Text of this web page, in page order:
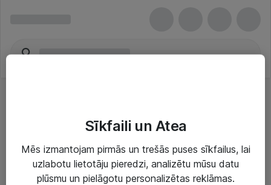
Risinājumi & Pakalpojumi
Sīkfaili un Atea
Mēs izmantojam pirmās un trešās puses sīkfailus, lai
uzlabotu lietotāju pieredzi, analizētu mūsu datu
plūsmu un pielāgotu personalizētas reklāmas.